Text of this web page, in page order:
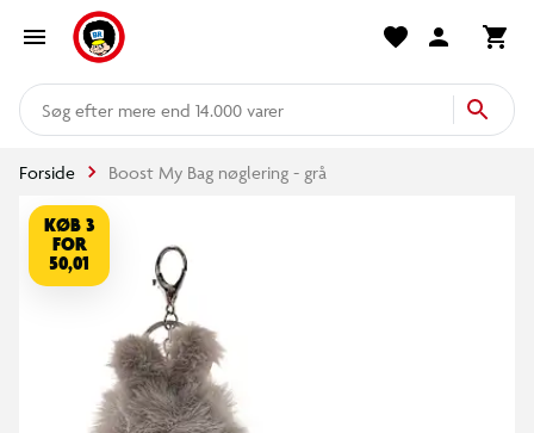
mere end 14.000 varer
Forside Boost My Bag nøglering - grå
KØB 3
FOR
50,01